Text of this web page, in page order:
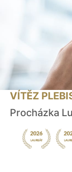
VÍTĚZ
Procházka